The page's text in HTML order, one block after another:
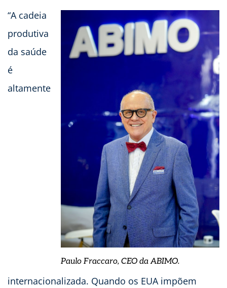
Paulo Fraccaro, CEO da ABIMO.
“A cadeia
produtiva
da saúde
é
altamente
internacionalizada. Quando os EUA impõem